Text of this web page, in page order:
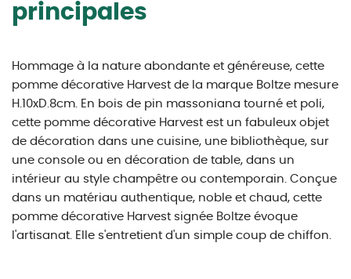
principales
Hommage à la nature abondante et généreuse, cette
pomme décorative Harvest de la marque Boltze mesure
H.10xD.8cm. En bois de pin massoniana tourné et poli,
cette pomme décorative Harvest est un fabuleux objet
de décoration dans une cuisine, une bibliothèque, sur
une console ou en décoration de table, dans un
intérieur au style champêtre ou contemporain. Conçue
dans un matériau authentique, noble et chaud, cette
pomme décorative Harvest signée Boltze évoque
l'artisanat. Elle s'entretient d'un simple coup de chiffon.